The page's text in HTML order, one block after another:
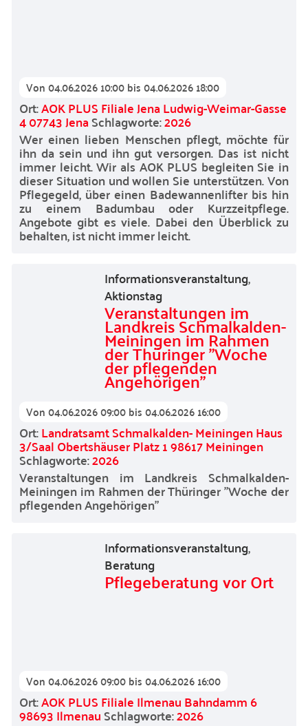
Von04.06.2026 10:00bis04.06.2026 18:00
Ort:AOK PLUS Filiale Jena Ludwig-Weimar-Gasse
4 07743 JenaSchlagworte:2026
Wer einen lieben Menschen pflegt, möchte für
ihn da sein und ihn gut versorgen. Das ist nicht
immer leicht. Wir als AOK PLUS begleiten Sie in
dieser Situation und wollen Sie unterstützen. Von
Pflegegeld, über einen Badewannenlifter bis hin
zu einem Badumbau oder Kurzzeitpflege.
Angebote gibt es viele. Dabei den Überblick zu
behalten, ist nicht immer leicht.
Informationsveranstaltung,
Aktionstag
Veranstaltungen im
Landkreis Schmalkalden-
Meiningen im Rahmen
der Thüringer "Woche
der pflegenden
Angehörigen"
Von04.06.2026 09:00bis04.06.2026 16:00
Ort:Landratsamt Schmalkalden- Meiningen Haus
3/Saal Obertshäuser Platz 1 98617 Meiningen
Schlagworte:2026
Veranstaltungen im Landkreis Schmalkalden-
Meiningen im Rahmen der Thüringer "Woche der
pflegenden Angehörigen"
Informationsveranstaltung,
Beratung
Pflegeberatung vor Ort
Von04.06.2026 09:00bis04.06.2026 16:00
Ort:AOK PLUS Filiale Ilmenau Bahndamm 6
98693 IlmenauSchlagworte:2026